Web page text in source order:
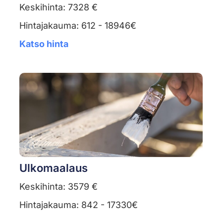
Keskihinta: 7328 €
Hintajakauma: 612 - 18946€
Katso hinta
Ulkomaalaus
Keskihinta: 3579 €
Hintajakauma: 842 - 17330€